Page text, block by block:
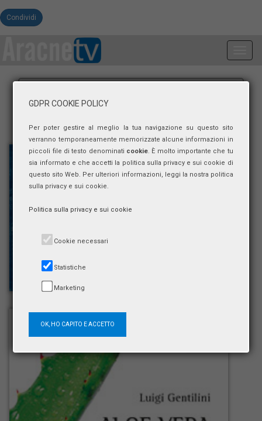
Condividi
GDPR COOKIE POLICY
Per poter gestire al meglio la tua navigazione su questo sito
verranno temporaneamente memorizzate alcune informazioni in
piccoli file di testo denominati cookie. È molto importante che tu
sia informato e che accetti la politica sulla privacy e sui cookie di
questo sito Web. Per ulteriori informazioni, leggi la nostra politica
sulla privacy e sui cookie.
Politica sulla privacy e sui cookie
Cookie necessari
Statistiche
Marketing
OK, HO CAPITO E ACCETTO